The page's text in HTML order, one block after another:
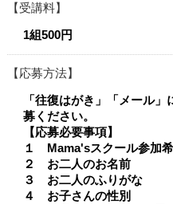
受講料
1組500円
応募方法
「往復はがき」「メール
募ください。
【応募必要事項】
１ Mama'sスクール参加
２ お二人のお名前
３ お二人のふりがな
４ お子さんの性別